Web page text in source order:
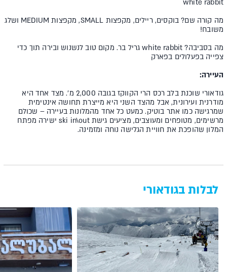
white rabbit
מה קורה שם? בוקסים, ריילים, מקפצות SMALL, מקפצות MEDIUM ושלג
משובח!
מה בסביבה? white rabbit גריל בר. מקום טוב לנשנוש ובירה תוך כדי
צפייה בפעלולים בפארק
העיירה:
גודאורי שוכנת בלב רכס הרי הקווקז בגובה 2,000 מ'. מצד אחד היא
מודרנית ועירונית, אבל מהצד השני היא מייצרת תחושה אינטימית
שמרגישה כמו אתר בוטיק. כמעט כל אחד מהמלונות בעיירה – שכולם
מרשימים, מטופחים ומעוצבים, מציעים גישת ski in\out ישירה מפתח
המלון שהופכת את חוויית הגלישה נוחה ומזמינה.
לבלות בגודאורי